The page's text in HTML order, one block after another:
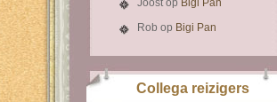
Joostop Bigi Pan
Rob op Bigi Pan
Collega reizigers